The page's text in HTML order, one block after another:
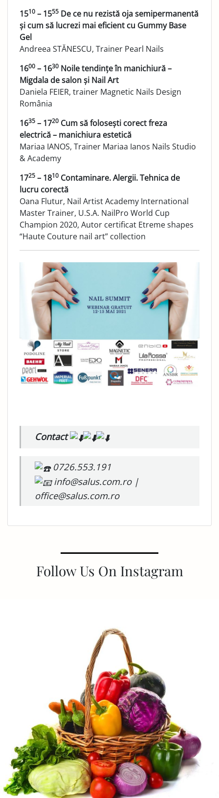
1510 – 1555 De ce nu rezistă oja semipermanentă
și cum să lucrezi mai eficient cu Gummy Base
Gel
Andreea STĂNESCU, Trainer Pearl Nails
1600 – 1630 Noile tendințe în manichiură –
Migdala de salon și Nail Art
Daniela FEIER, trainer Magnetic Nails Design
România
1635 – 1720 Cum să folosești corect freza
electrică – manichiura estetică
Mariaa IANOS, Trainer Mariaa Ianos Nails Studio
& Academy
1725 – 1810 Contaminare. Alergii. Tehnica de
lucru corectă
Oana Flutur, Nail Artist Academy International
Master Trainer, U.S.A. NailPro World Cup
Champion 2020, Autor certificat Etreme shapes
“Haute Couture nail art” collection
Contact
0726.553.191
info@salus.com.ro |
office@salus.com.ro
Follow Us On Instagram